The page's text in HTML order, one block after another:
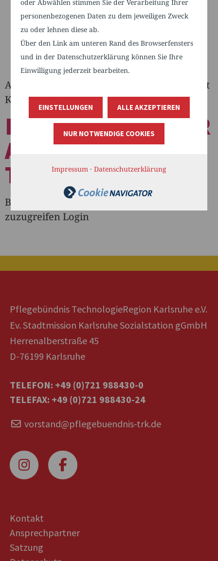
oder Abwählen stimmen Sie der Verarbeitung Ihrer
personenbezogenen Daten zu dem jeweiligen Zweck
zu oder lehnen diese ab.
Über den Link am unteren Rand des Browserfensters
und in der Datenschutzerklärung können Sie Ihre
Einwilligung jederzeit bearbeiten.
EINSTELLUNGEN ALLE AKZEPTIEREN
NUR NOTWENDIGE COOKIES
Impressum · Datenschutzerklärung
Altersbilder in der Pflege: Wissenschaft trifft
Kunst
INFORMATION ZUR
AGENTUR
TALENTSCOUTRY
Bitte loggen Sie sich ein um auf diesen Post
zuzugreifen Login
Pflegebündnis TechnologieRegion Karlsruhe e.V.
Ev. Stadtmission Karlsruhe Sozialstation gGmbH
Herrenalberstraße 45
D-76199 Karlsruhe
TELEFON: +49 (0)721 988430-0
TELEFAX: +49 (0)721 988430-24
vorstand@pflegebuendnis-trk.de
Kontakt
Ansprechpartner
Satzung